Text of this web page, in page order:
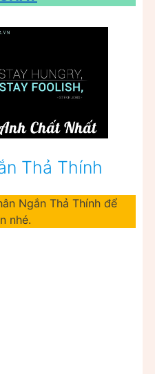
Thả Thính
Ngắn Thả Thính để
nhé.